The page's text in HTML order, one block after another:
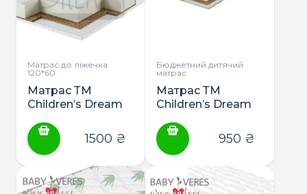
Матрас до ліжечка
120*60
Матрас ТМ
Children’s Dream
кокос/поролон/
холофайбер
1500 ₴
Бюджетний дитячий
матрас
Матрас ТМ
Children’s Dream
950 ₴